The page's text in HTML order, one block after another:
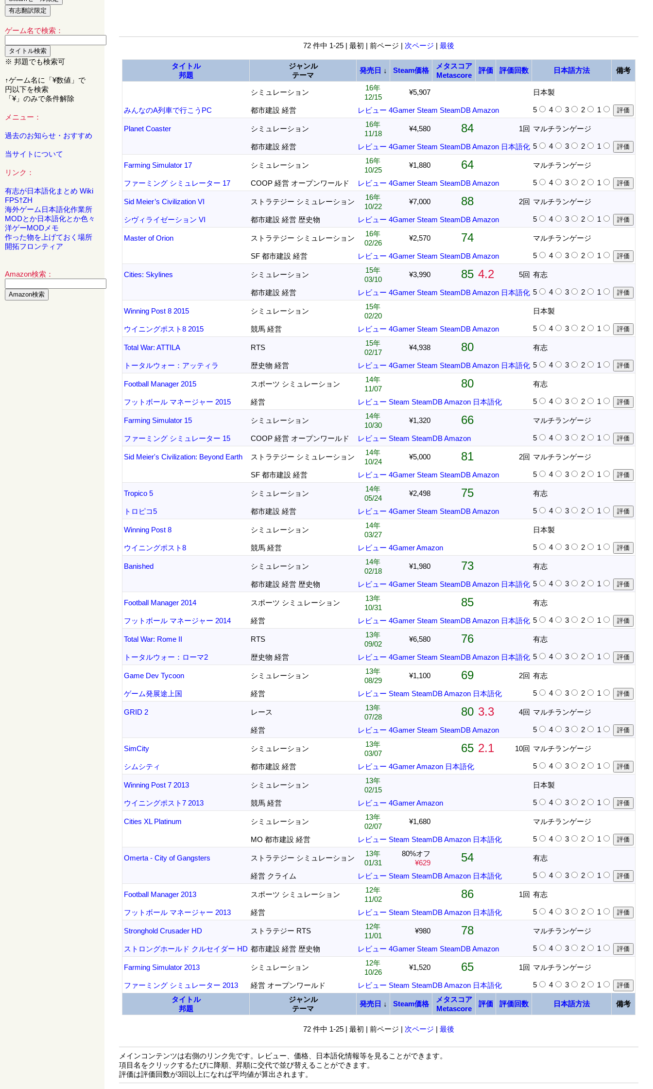
ゲーム名で検索：
※ 邦題でも検索可
↑ゲーム名に「¥数値」で
円以下を検索
「¥」のみで条件解除
メニュー：
過去のお知らせ・おすすめ
当サイトについて
リンク：
有志が日本語化まとめ Wiki
FPS†ZH
海外ゲーム日本語化作業所
MODとか日本語化とか色々
洋ゲーMODメモ
作った物を上げておく場所
開拓フロンティア
Amazon検索：
72 件中 1-25 | 最初 | 前ページ | 次ページ | 最後
タイトル
邦題
ジャンル
テーマ
発売日 ↓ Steam価格
メタスコア
Metascore
評価 評価回数 日本語方法 備考
シミュレーション
16年
12/15
¥5,907 日本製
みんなのA列車で行こうPC 都市建設 経営 レビュー 4Gamer Steam SteamDBAmazon 5 4 3 2 1
Planet Coaster シミュレーション
16年
11/18
¥4,580 84 1回 マルチランゲージ
都市建設 経営 レビュー 4Gamer Steam SteamDBAmazon 日本語化 5 4 3 2 1
Farming Simulator 17 シミュレーション
16年
10/25
¥1,880 64 マルチランゲージ
ファーミング シミュレーター 17 COOP 経営 オープンワールド レビュー 4Gamer Steam SteamDBAmazon 5 4 3 2 1
Sid Meier’s Civilization VI ストラテジー シミュレーション
16年
10/22
¥7,000 88 2回 マルチランゲージ
シヴィライゼーション VI 都市建設 経営 歴史物 レビュー 4Gamer Steam SteamDBAmazon 5 4 3 2 1
Master of Orion ストラテジー シミュレーション
16年
02/26
¥2,570 74 マルチランゲージ
SF 都市建設 経営 レビュー 4Gamer Steam SteamDBAmazon 5 4 3 2 1
Cities: Skylines シミュレーション
15年
03/10
¥3,990 85 4.2 5回 有志
都市建設 経営 レビュー 4Gamer Steam SteamDBAmazon 日本語化 5 4 3 2 1
Winning Post 8 2015 シミュレーション
15年
02/20
日本製
ウイニングポスト8 2015 競馬 経営 レビュー 4Gamer Steam SteamDBAmazon 5 4 3 2 1
Total War: ATTILA RTS
15年
02/17
¥4,938 80 有志
トータルウォー：アッティラ 歴史物 経営 レビュー 4Gamer Steam SteamDBAmazon 日本語化 5 4 3 2 1
Football Manager 2015 スポーツ シミュレーション
14年
11/07
80 有志
フットボール マネージャー 2015 経営 レビュー Steam SteamDBAmazon 日本語化 5 4 3 2 1
Farming Simulator 15 シミュレーション
14年
10/30
¥1,320 66 マルチランゲージ
ファーミング シミュレーター 15 COOP 経営 オープンワールド レビュー Steam SteamDBAmazon 5 4 3 2 1
Sid Meier's Civilization: Beyond Earth ストラテジー シミュレーション
14年
10/24
¥5,000 81 2回 マルチランゲージ
SF 都市建設 経営 レビュー 4Gamer Steam SteamDBAmazon 5 4 3 2 1
Tropico 5 シミュレーション
14年
05/24
¥2,498 75 有志
トロピコ5 都市建設 経営 レビュー 4Gamer Steam SteamDBAmazon 5 4 3 2 1
Winning Post 8 シミュレーション
14年
03/27
日本製
ウイニングポスト8 競馬 経営 レビュー 4GamerAmazon 5 4 3 2 1
Banished シミュレーション
14年
02/18
¥1,980 73 有志
都市建設 経営 歴史物 レビュー 4Gamer Steam SteamDBAmazon 日本語化 5 4 3 2 1
Football Manager 2014 スポーツ シミュレーション
13年
10/31
85 有志
フットボール マネージャー 2014 経営 レビュー 4Gamer Steam SteamDBAmazon 日本語化 5 4 3 2 1
Total War: Rome II RTS
13年
09/02
¥6,580 76 有志
トータルウォー：ローマ2 歴史物 経営 レビュー 4Gamer Steam SteamDBAmazon 日本語化 5 4 3 2 1
Game Dev Tycoon シミュレーション
13年
08/29
¥1,100 69 2回 有志
ゲーム発展途上国 経営 レビュー Steam SteamDBAmazon 日本語化 5 4 3 2 1
GRID 2 レース
13年
07/28
80 3.3 4回 マルチランゲージ
経営 レビュー 4Gamer Steam SteamDBAmazon 5 4 3 2 1
SimCity シミュレーション
13年
03/07
65 2.1 10回 マルチランゲージ
シムシティ 都市建設 経営 レビュー 4GamerAmazon 日本語化 5 4 3 2 1
Winning Post 7 2013 シミュレーション
13年
02/15
日本製
ウイニングポスト7 2013 競馬 経営 レビュー 4GamerAmazon 5 4 3 2 1
Cities XL Platinum シミュレーション
13年
02/07
¥1,680 マルチランゲージ
MO 都市建設 経営 レビュー Steam SteamDBAmazon 日本語化 5 4 3 2 1
Omerta - City of Gangsters ストラテジー シミュレーション
13年
01/31
80%オフ
¥629
54 有志
経営 クライム レビュー Steam SteamDBAmazon 日本語化 5 4 3 2 1
Football Manager 2013 スポーツ シミュレーション
12年
11/02
86 1回 有志
フットボール マネージャー 2013 経営 レビュー Steam SteamDBAmazon 日本語化 5 4 3 2 1
Stronghold Crusader HD ストラテジー RTS
12年
11/01
¥980 78 マルチランゲージ
ストロングホールド クルセイダー HD 都市建設 経営 歴史物 レビュー 4Gamer Steam SteamDBAmazon 5 4 3 2 1
Farming Simulator 2013 シミュレーション
12年
10/26
¥1,520 65 1回 マルチランゲージ
ファーミング シミュレーター 2013 経営 オープンワールド レビュー Steam SteamDBAmazon 日本語化 5 4 3 2
1
タイトル
邦題
ジャンル
テーマ
発売日 ↓ Steam価格
メタスコア
Metascore
評価 評価回数 日本語方法 備考
72 件中 1-25 | 最初 | 前ページ | 次ページ | 最後
メインコンテンツは右側のリンク先です。レビュー、価格、日本語化情報等を見ることができます。
項目名をクリックするたびに降順、昇順に交代で並び替えることができます。
評価は評価回数が3回以上になれば平均値が算出されます。